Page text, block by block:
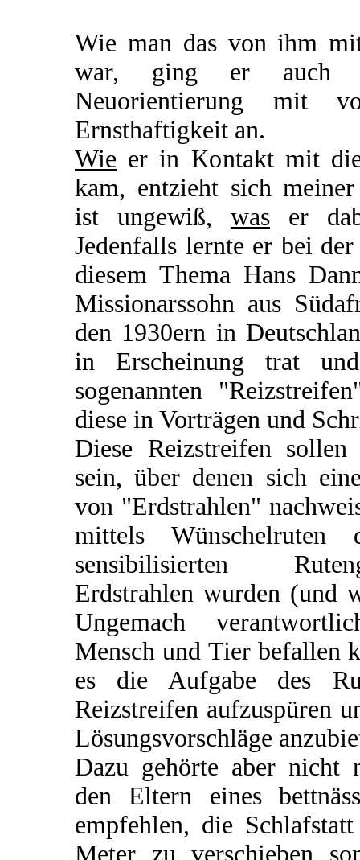
Wie man das von ihm
war, ging er auch
Neuorientierung mit
Ernsthaftigkeit an.
Wie er in Kontakt mit
kam, entzieht sich
ist ungewiß, was er
Jedenfalls lernte er bei
diesem Thema Hans
Missionarssohn aus
den 1930ern in
in Erscheinung trat
sogenannten
diese in Vorträgen und
Diese Reizstreifen
sein, über denen sich
von "Erdstrahlen"
mittels
sensibilisierten
Erdstrahlen wurden (und
Ungemach
Mensch und Tier befallen
es die Aufgabe des
Reizstreifen aufzuspüren
Lösungsvorschläge
Dazu gehörte aber nicht
den Eltern eines
empfehlen, die
Meter zu verschieben